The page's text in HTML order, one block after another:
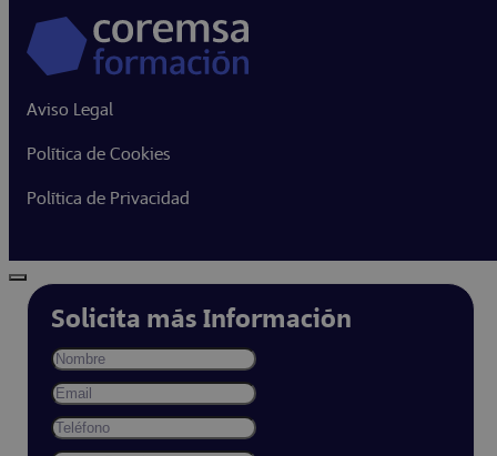
Aviso Legal
Política de Cookies
Política de Privacidad
Solicita más Información